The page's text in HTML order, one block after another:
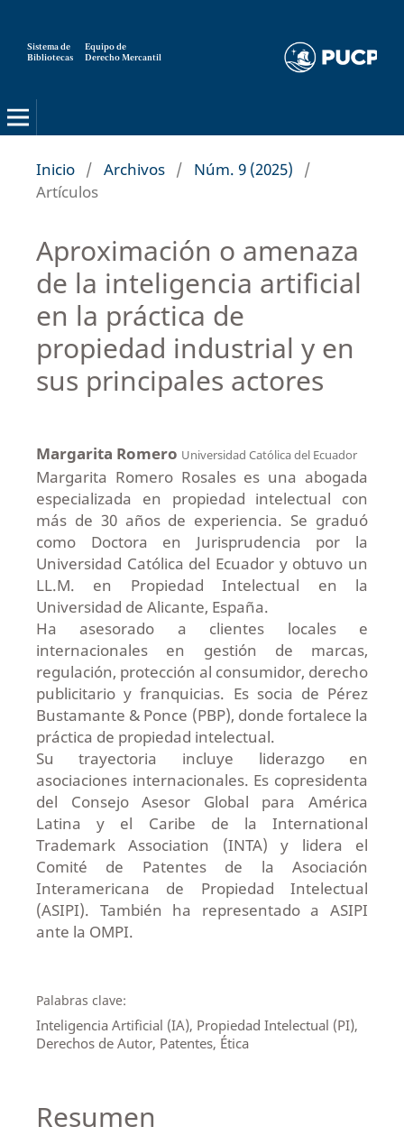
Sistema de
Bibliotecas
Equipo de
Derecho Mercantil
Inicio / Archivos / Núm. 9 (2025)
/
Artículos
Aproximación o amenaza
de la inteligencia artificial
en la práctica de
propiedad industrial y en
sus principales actores
Margarita Romero Universidad Católica del Ecuador
Margarita Romero Rosales es una abogada
especializada en propiedad intelectual con
más de 30 años de experiencia. Se graduó
como Doctora en Jurisprudencia por la
Universidad Católica del Ecuador y obtuvo un
LL.M. en Propiedad Intelectual en la
Universidad de Alicante, España.
Ha asesorado a clientes locales e
internacionales en gestión de marcas,
regulación, protección al consumidor, derecho
publicitario y franquicias. Es socia de Pérez
Bustamante & Ponce (PBP), donde fortalece la
práctica de propiedad intelectual.
Su trayectoria incluye liderazgo en
asociaciones internacionales. Es copresidenta
del Consejo Asesor Global para América
Latina y el Caribe de la International
Trademark Association (INTA) y lidera el
Comité de Patentes de la Asociación
Interamericana de Propiedad Intelectual
(ASIPI). También ha representado a ASIPI
ante la OMPI.
Palabras clave:
Inteligencia Artificial (IA), Propiedad Intelectual (PI),
Derechos de Autor, Patentes, Ética
Resumen